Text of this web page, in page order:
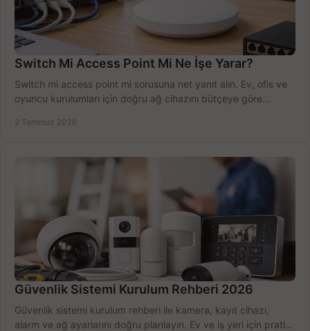
Switch Mi Access Point Mi Ne İşe Yarar?
Switch mi access point mi sorusuna net yanıt alın. Ev, ofis ve
oyuncu kurulumları için doğru ağ cihazını bütçeye göre
2 Temmuz 2026
Güvenlik Sistemi Kurulum Rehberi 2026
Güvenlik sistemi kurulum rehberi ile kamera, kayıt cihazı,
alarm ve ağ ayarlarını doğru planlayın. Ev ve iş yeri için pratik